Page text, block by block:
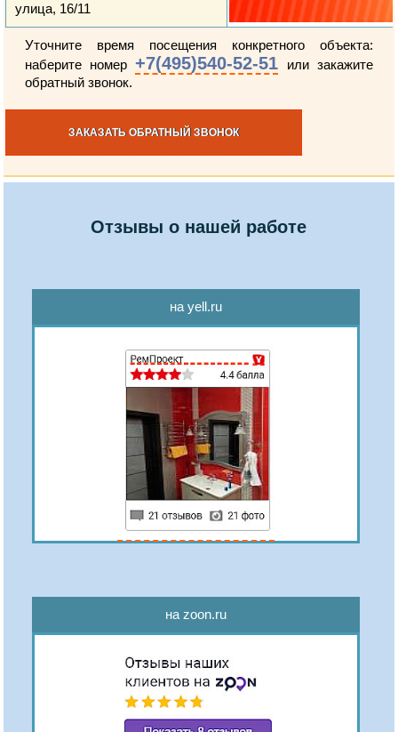
улица, 16/11
Уточните время посещения конкретного объекта:
наберите номер+7(495)540-52-51 или закажите
обратный звонок.
ЗАКАЗАТЬ ОБРАТНЫЙ ЗВОНОК
Отзывы о нашей работе
на yell.ru
на zoon.ru